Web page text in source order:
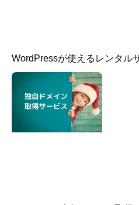
WordPressが使えるレンタル